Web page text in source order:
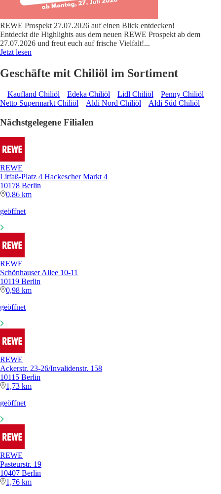
REWE Prospekt 27.07.2026 auf einen Blick entdecken!
Entdeckt die Highlights aus dem neuen REWE Prospekt ab dem
27.07.2026 und freut euch auf frische Vielfalt!...
Jetzt lesen
Geschäfte mit Chiliöl im Sortiment
Kaufland Chiliöl Edeka Chiliöl Lidl Chiliöl
Penny Chiliöl
Netto Supermarkt Chiliöl
Aldi Nord Chiliöl Aldi Süd Chiliöl
Nächstgelegene Filialen
REWE
Litfaß-Platz 4 Hackescher Markt 4
10178 Berlin
0,86 km
geöffnet
REWE
Schönhauser Allee 10-11
10119 Berlin
0,98 km
geöffnet
REWE
Ackerstr. 23-26/Invalidenstr. 158
10115 Berlin
1,73 km
geöffnet
REWE
Pasteurstr. 19
10407 Berlin
1,76 km